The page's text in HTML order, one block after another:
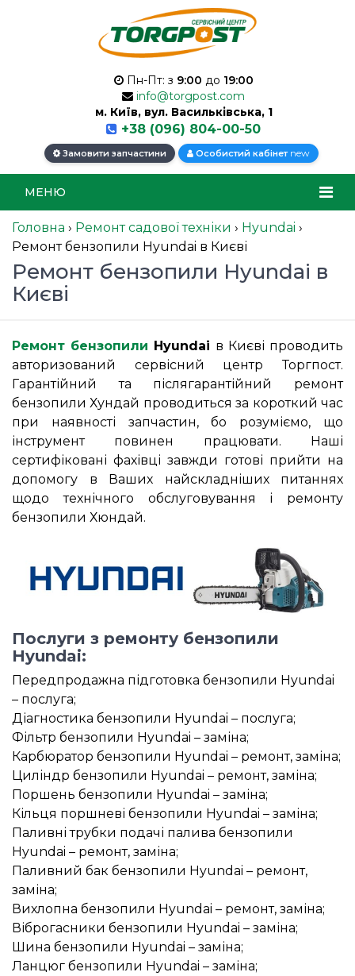
Пн-Пт: з 9:00 до 19:00
info@torgpost.com
м. Київ, вул. Васильківська, 1
+38 (096) 804-00-50
Замовити запчастини Особистий кабінет new
МЕНЮ
Головна › Ремонт садової техніки › Hyundai ›
Ремонт бензопили Hyundai в Києві
Ремонт бензопили Hyundai в
Києві
Ремонт бензопили Hyundai в Києві проводить
авторизований сервісний центр Торгпост.
Гарантійний та післягарантійний ремонт
бензопили Хундай проводиться за короткий час
при наявності запчастин, бо розуміємо, що
інструмент повинен працювати. Наші
сертифіковані фахівці завжди готові прийти на
допомогу в Ваших найскладніших питаннях
щодо технічного обслуговування і ремонту
бензопили Хюндай.
Послуги з ремонту бензопили
Hyundai:
Передпродажна підготовка бензопили Hyundai
– послуга;
Діагностика бензопили Hyundai – послуга;
Фільтр бензопили Hyundai – заміна;
Карбюратор бензопили Hyundai – ремонт, заміна;
Циліндр бензопили Hyundai – ремонт, заміна;
Поршень бензопили Hyundai – заміна;
Кільця поршневі бензопили Hyundai – заміна;
Паливні трубки подачі палива бензопили
Hyundai – ремонт, заміна;
Паливний бак бензопили Hyundai – ремонт,
заміна;
Вихлопна бензопили Hyundai – ремонт, заміна;
Віброгасники бензопили Hyundai – заміна;
Шина бензопили Hyundai – заміна;
Ланцюг бензопили Hyundai – заміна;